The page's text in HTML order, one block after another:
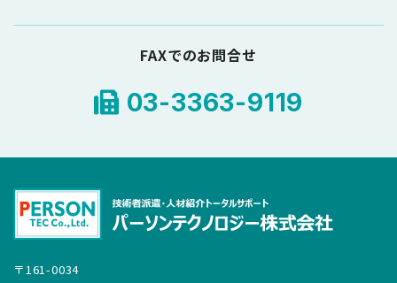
FAXでのお問合せ
03-3363-9119
〒161-0034